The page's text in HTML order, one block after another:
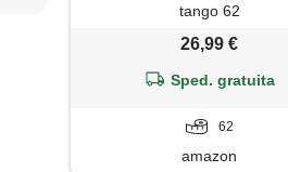
tango 62
26,99 €
Sped. gratuita
62
amazon